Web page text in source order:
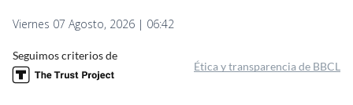
Viernes 07 Agosto, 2026 | 06:42
Seguimos criterios de
Ética y transparencia de BBCL